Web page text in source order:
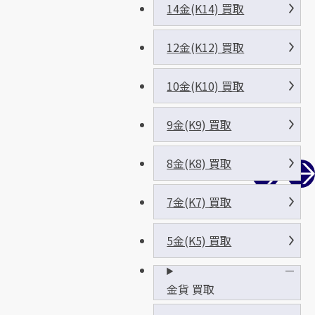
14金(K14) 買取
12金(K12) 買取
10金(K10) 買取
9金(K9) 買取
8金(K8) 買取
7金(K7) 買取
5金(K5) 買取
金貨 買取